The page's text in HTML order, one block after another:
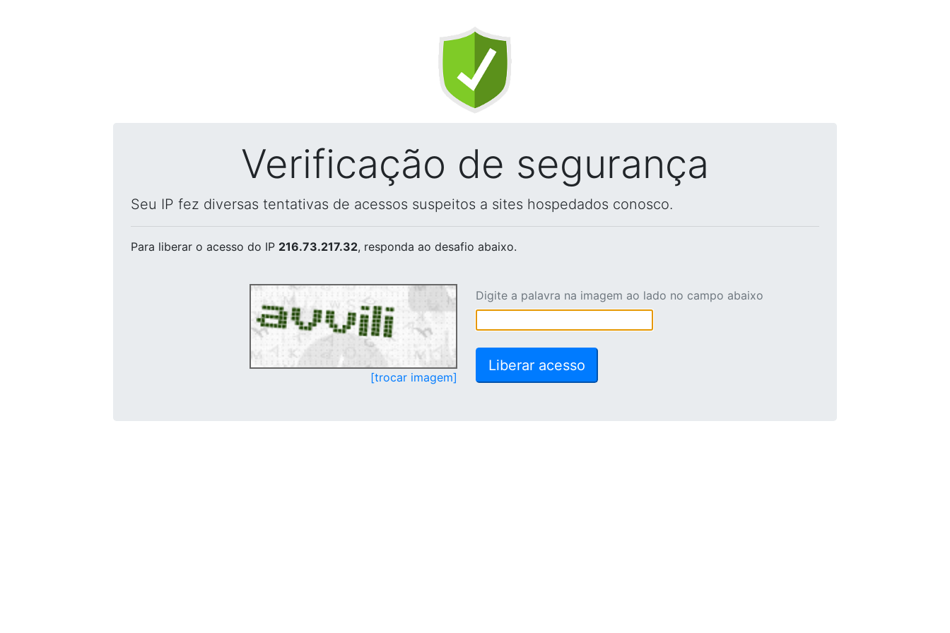
Verificação de segurança
Seu IP fez diversas tentativas de acessos suspeitos a sites hospedados conosco.
Para liberar o acesso do IP 216.73.217.32, responda ao desafio abaixo.
[trocar imagem]
Digite a palavra na imagem ao lado no campo abaixo